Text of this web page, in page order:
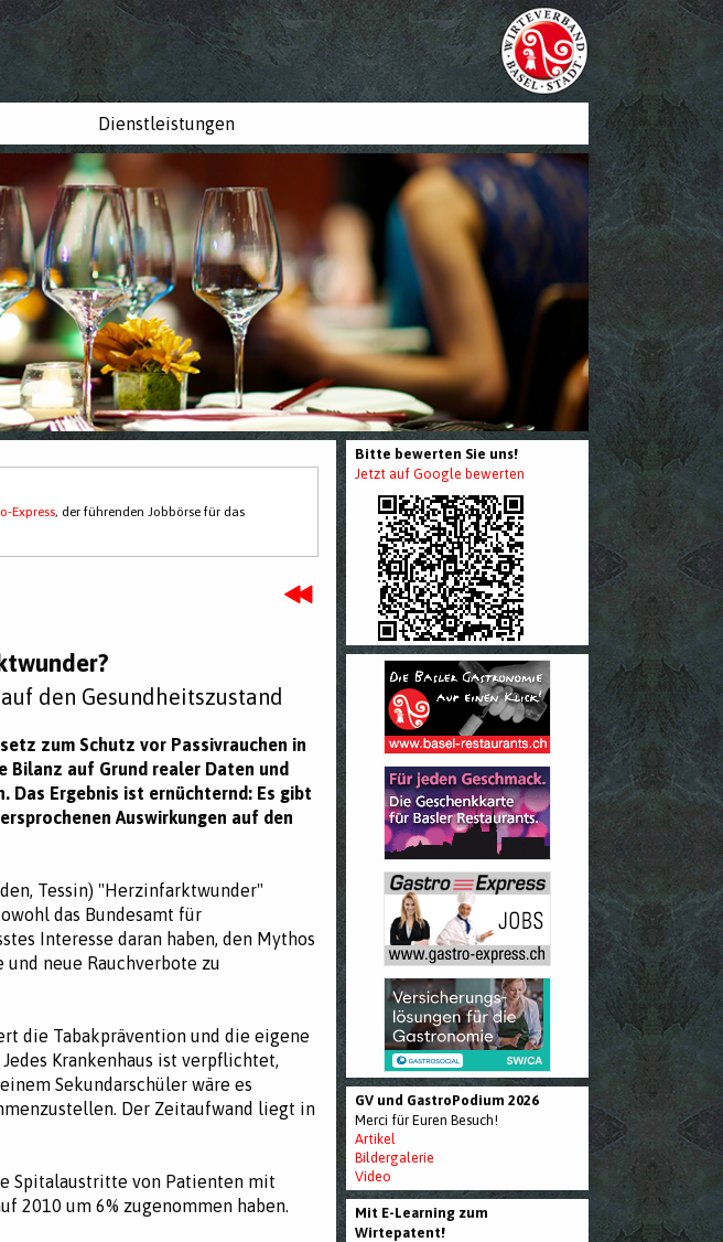
Dienstleistungen
Express, der führenden Jobbörse für das
den Gesundheitszustand
zum Schutz vor Passivrauchen in
auf Grund realer Daten und
Das Ergebnis ist ernüchternd: Es gibt
Auswirkungen auf den
Tessin) "Herzinfarktwunder"
das Bundesamt für
Interesse daran haben, den Mythos
neue Rauchverbote zu
die Tabakprävention und die eigene
Krankenhaus ist verpflichtet,
Sekundarschüler wäre es
Der Zeitaufwand liegt in
Spitalaustritte von Patienten mit
2010 um 6% zugenommen haben.
Bitte bewerten Sie uns!
Jetzt auf Google bewerten
GV und GastroPodium 2026
Merci für Euren Besuch!
Artikel
Bildergalerie
Video
Mit E-Learning zum
Wirtepatent!